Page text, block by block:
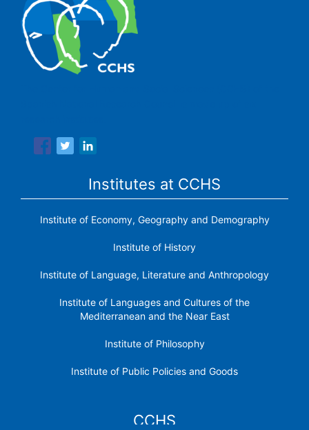
Institutes at CCHS
Institute of Economy, Geography and Demography
Institute of History
Institute of Language, Literature and Anthropology
Institute of Languages ​​and Cultures of the
Mediterranean and the Near East
Institute of Philosophy
Institute of Public Policies and Goods
CCHS